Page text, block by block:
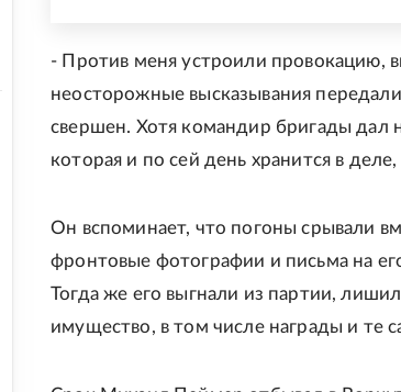
- Против меня устроили провокацию,
неосторожные высказывания
свершен. Хотя командир бригады дал
которая и по сей день хранится в деле,
Он вспоминает, что погоны срывали
фронтовые фотографии и письма на
Тогда же его выгнали из партии,
имущество, в том числе награды и те